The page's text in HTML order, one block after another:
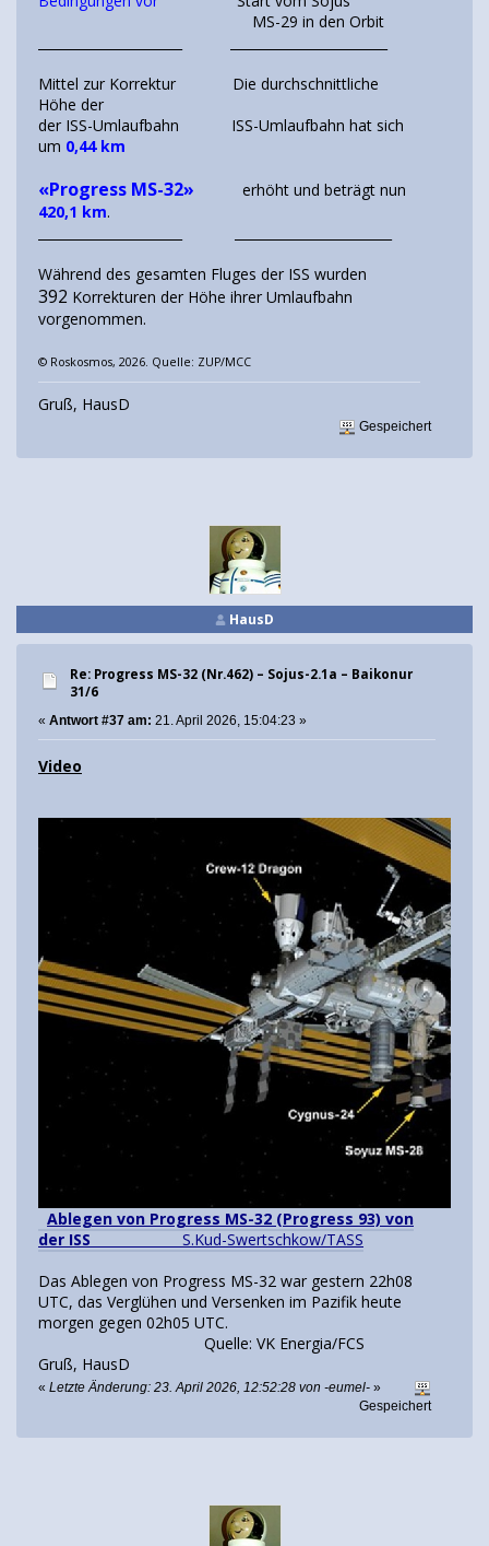
MS-29 in den Orbit
Mittel zur Korrektur Die durchschnittliche
Höhe der
der ISS-Umlaufbahn ISS-Umlaufbahn hat sich
um 0,44 km
«Progress MS-32» erhöht und beträgt nun
420,1 km.
Während des gesamten Fluges der ISS wurden
392 Korrekturen der Höhe ihrer Umlaufbahn
vorgenommen.
© Roskosmos, 2026. Quelle: ZUP/MCC
Gruß, HausD
Gespeichert
HausD
Re: Progress MS-32 (Nr.462) – Sojus-2.1а – Baikonur
31/6
« Antwort #37 am: 21. April 2026, 15:04:23 »
Video
Ablegen von Progress MS-32 (Progress 93) von
der ISS S.Kud-Swertschkow/TASS
Das Ablegen von Progress MS-32 war gestern 22h08
UTC, das Verglühen und Versenken im Pazifik heute
morgen gegen 02h05 UTC.
Quelle: VK Energia/FCS
Gruß, HausD
« Letzte Änderung: 23. April 2026, 12:52:28 von -eumel- »
Gespeichert